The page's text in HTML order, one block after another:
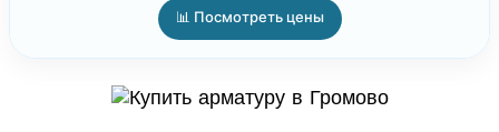
📊 Посмотреть цены